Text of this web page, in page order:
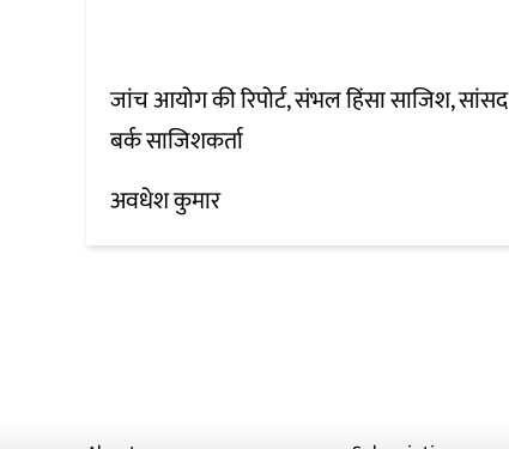
जांच आयोग की रिपोर्ट, संभल हिंसा साजिश, सांसद
बर्क साजिशकर्ता
अवधेश कुमार